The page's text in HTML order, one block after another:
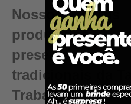
Nossos
produzidos
tradicionais da
Trabalhamos